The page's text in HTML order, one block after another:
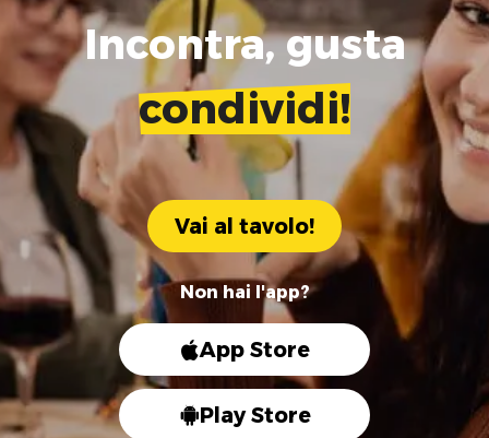
Incontra, gusta
condividi!
Vai al tavolo!
Non hai l'app?
App Store
Play Store